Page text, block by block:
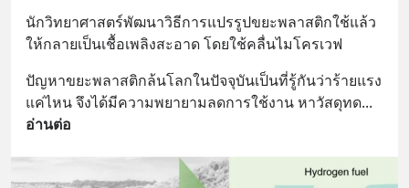
นักวิทยาศาสตร์พัฒนาวิธีการแปรรูปขยะพลาสติกใช้แล้ว
ให้กลายเป็นเชื้อเพลิงสะอาด โดยใช้คลื่นไมโครเวฟ
ปัญหาขยะพลาสติกล้นโลกในปัจจุบันเป็นที่รู้กันว่าร้ายแรง
แค่ไหน จึงได้มีความพยายามลดการใช้งาน หาวัสดุทด
อ่านต่อ